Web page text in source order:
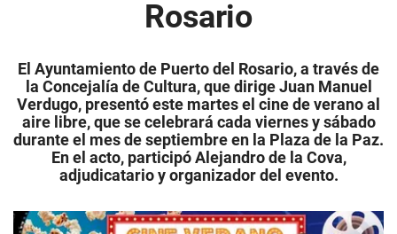
Rosario
El Ayuntamiento de Puerto del Rosario, a través de
la Concejalía de Cultura, que dirige Juan Manuel
Verdugo, presentó este martes el cine de verano al
aire libre, que se celebrará cada viernes y sábado
durante el mes de septiembre en la Plaza de la Paz.
En el acto, participó Alejandro de la Cova,
adjudicatario y organizador del evento.